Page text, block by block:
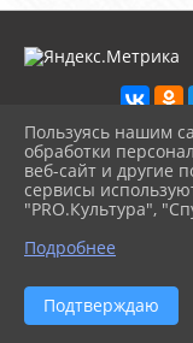
2026 г. zarech-
Вход
Карта сайта
Политика
Сделано на
Разработка и
Пользуясь нашим
обработки
веб-сайт и другие
сервисы
"PRO.Культура",
Подробнее
Подтверждаю